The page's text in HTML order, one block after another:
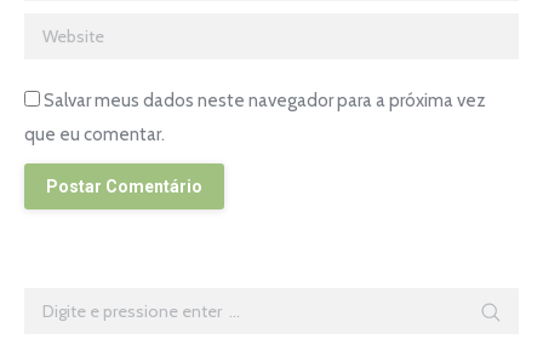
Website
Salvar meus dados neste navegador para a próxima vez
que eu comentar.
Postar Comentário
Search: